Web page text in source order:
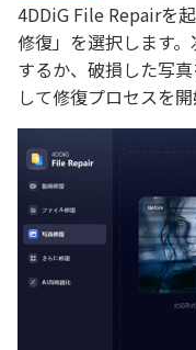
4DDiG File Repairを
修復」を選択します
するか、破損した写
して修復プロセスを開